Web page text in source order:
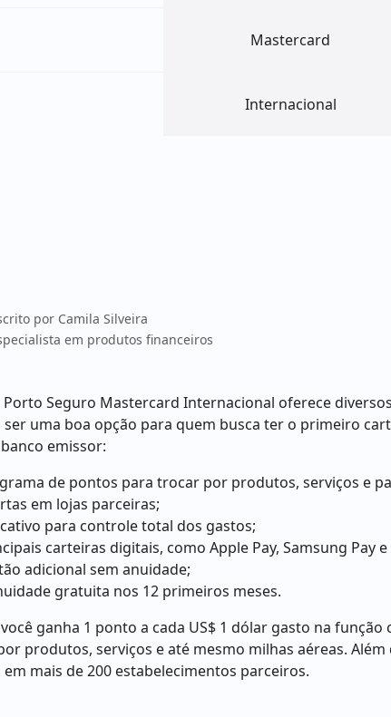
Mastercard
Internacional
por Camila Silveira
em produtos financeiros
Porto Seguro Mastercard Internacional oferece
uma boa opção para quem busca ter o primeiro
emissor:
de pontos para trocar por produtos, serviços e
em lojas parceiras;
para controle total dos gastos;
carteiras digitais, como Apple Pay, Samsung Pay e
adicional sem anuidade;
gratuita nos 12 primeiros meses.
ganha 1 ponto a cada US$ 1 dólar gasto na
produtos, serviços e até mesmo milhas aéreas. Além
em mais de 200 estabelecimentos parceiros.